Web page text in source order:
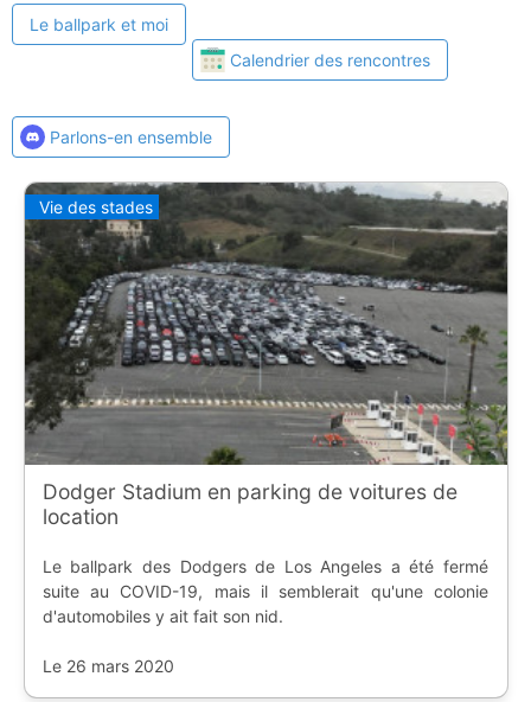
Le ballpark et moi
Calendrier des rencontres
Parlons-en ensemble
Vie des stades
Dodger Stadium en parking de voitures de
location
Le ballpark des Dodgers de Los Angeles a été fermé
suite au COVID-19, mais il semblerait qu'une colonie
d'automobiles y ait fait son nid.
Le 26 mars 2020